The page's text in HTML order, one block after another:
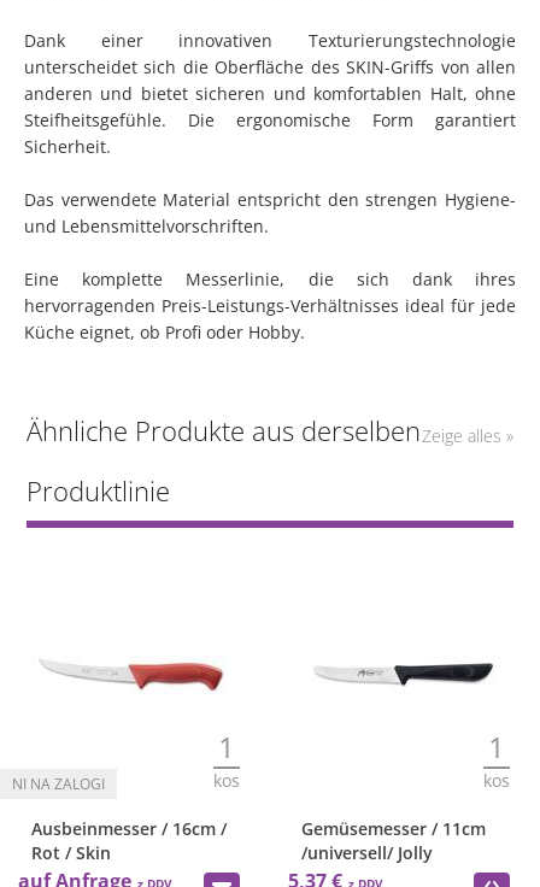
Dank einer innovativen Texturierungstechnologie
unterscheidet sich die Oberfläche des SKIN-Griffs von allen
anderen und bietet sicheren und komfortablen Halt, ohne
Steifheitsgefühle. Die ergonomische Form garantiert
Sicherheit.
Das verwendete Material entspricht den strengen Hygiene-
und Lebensmittelvorschriften.
Eine komplette Messerlinie, die sich dank ihres
hervorragenden Preis-Leistungs-Verhältnisses ideal für jede
Küche eignet, ob Profi oder Hobby.
Ähnliche Produkte aus derselben
Produktlinie
Zeige alles »
1
kos
Ausbeinmesser / 16cm /
Rot / Skin
auf Anfrage
1
kos
Gemüsemesser / 11cm
/universell/ Jolly
5,37 €